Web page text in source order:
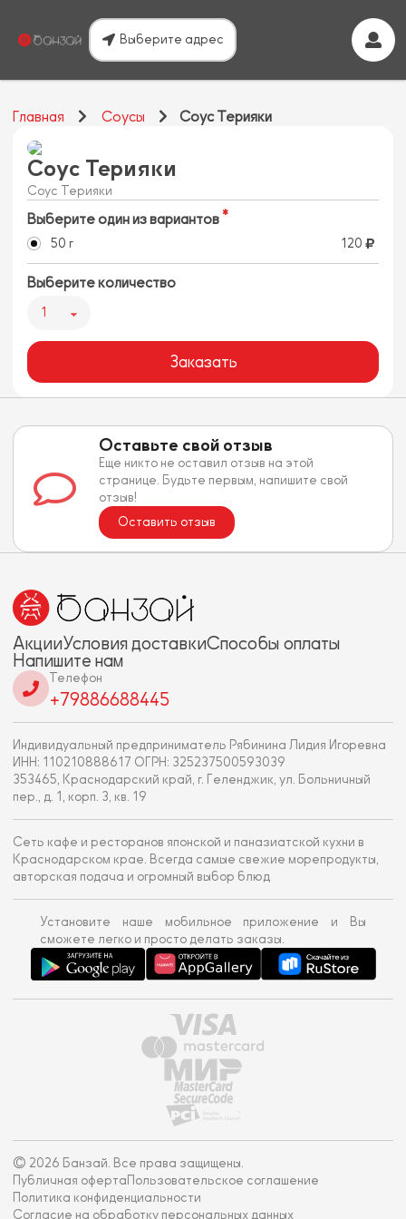
Выберите адрес
Главная Соусы Соус Терияки
Соус Терияки
Соус Терияки
Выберите один из вариантов
50 г 120
Выберите количество
1
Заказать
Оставьте свой отзыв
Еще никто не оставил отзыв на этой
странице. Будьте первым, напишите свой
отзыв!
Оставить отзыв
АкцииУсловия доставкиСпособы оплаты
Напишите нам
Телефон
+79886688445
Индивидуальный предприниматель Рябинина Лидия Игоревна
ИНН: 110210888617 ОГРН: 325237500593039
353465, Краснодарский край, г. Геленджик, ул. Больничный
пер., д. 1, корп. 3, кв. 19
Сеть кафе и ресторанов японской и паназиатской кухни в
Краснодарском крае. Всегда самые свежие морепродукты,
авторская подача и огромный выбор блюд
Установите наше мобильное приложение и Вы
сможете легко и просто делать заказы.
© 2026 Банзай. Все права защищены.
Публичная оферта Пользовательское соглашение
Политика конфиденциальности
Согласие на обработку персональных данных